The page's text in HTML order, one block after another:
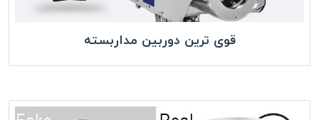
قوی ترین دوربین مداربسته